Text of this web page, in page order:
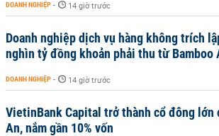
DOANH NGHIỆP - 14 giờ trước
Doanh nghiệp dịch vụ hàng không trích
nghìn tỷ đồng khoản phải thu từ Bamboo
DOANH NGHIỆP - 14 giờ trước
VietinBank Capital trở thành cổ đông lớn
An, nắm gần 10% vốn